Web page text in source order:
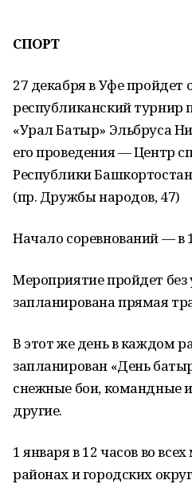
СПОРТ
27 декабря в Уфе
республиканский турнир
«Урал Батыр» Эльбруса
его проведения — Центр
Республики
(пр. Дружбы народов, 47)
Начало соревнований — в
Мероприятие пройдет без
запланирована прямая
В этот же день в каждом
запланирован «День
снежные бои, командные
другие.
1 января в 12 часов во
районах и городских